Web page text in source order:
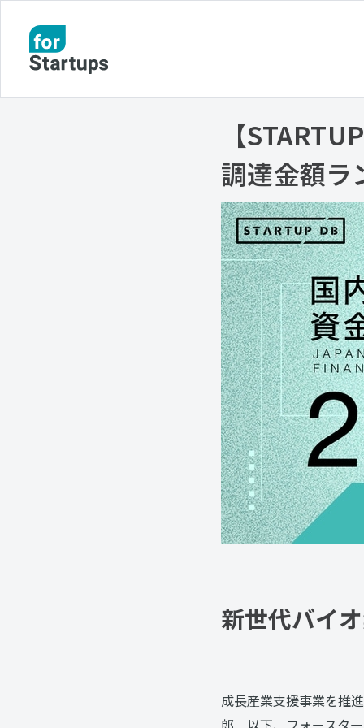
【
調達金額
新世代バイ
成長産業支援事業を推